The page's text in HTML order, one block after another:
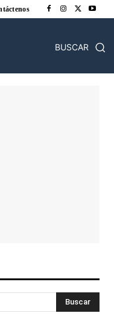
BUSCAR
Buscar